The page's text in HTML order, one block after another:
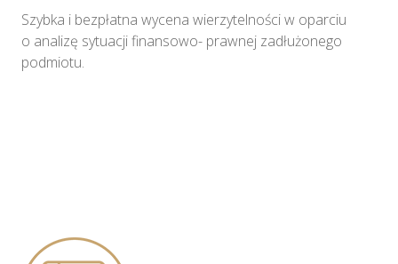
Szybka i bezpłatna wycena wierzytelności w oparciu
o analizę sytuacji finansowo- prawnej zadłużonego
podmiotu.